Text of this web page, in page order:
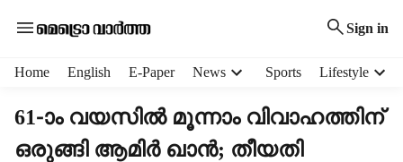
Sign in
Home English E-Paper News Sports Lifestyle
61-ാം വയസിൽ മൂന്നാം വിവാഹത്തിന്
ഒരുങ്ങി ആമിർ ഖാൻ; തീയതി